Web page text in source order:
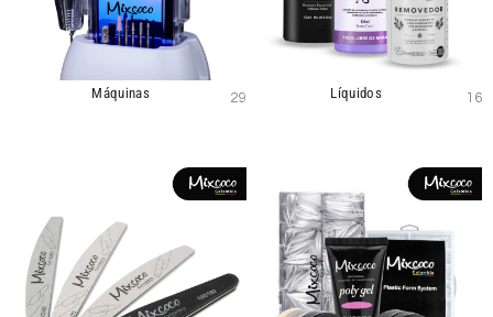
Máquinas 29 Líquidos 16